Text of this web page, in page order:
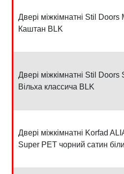
Двері міжкімнатні Stil Doors
Каштан BLK
Двері міжкімнатні Stil Doors
Вільха классича BLK
Двері міжкімнатні Korfad
Super PET чорний сатин